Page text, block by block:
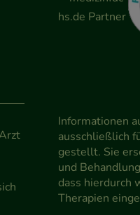
Informationen
ausschließlich
gestellt. Sie
und
dass hierdurch
Therapien